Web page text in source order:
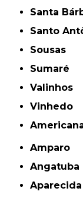
Santa
Santo
Sousas
Sumaré
Valinhos
Vinhedo
Amparo
Angatuba
Aparecida